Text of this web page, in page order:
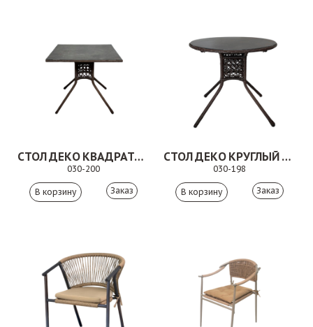
СТОЛ ДЕКО КВАДРАТНЫЙ КОРИЧНЕВЫЙ
030-200
Заказ
СТОЛ ДЕКО КРУГЛЫЙ КОРИЧНЕВЫЙ
030-198
Заказ